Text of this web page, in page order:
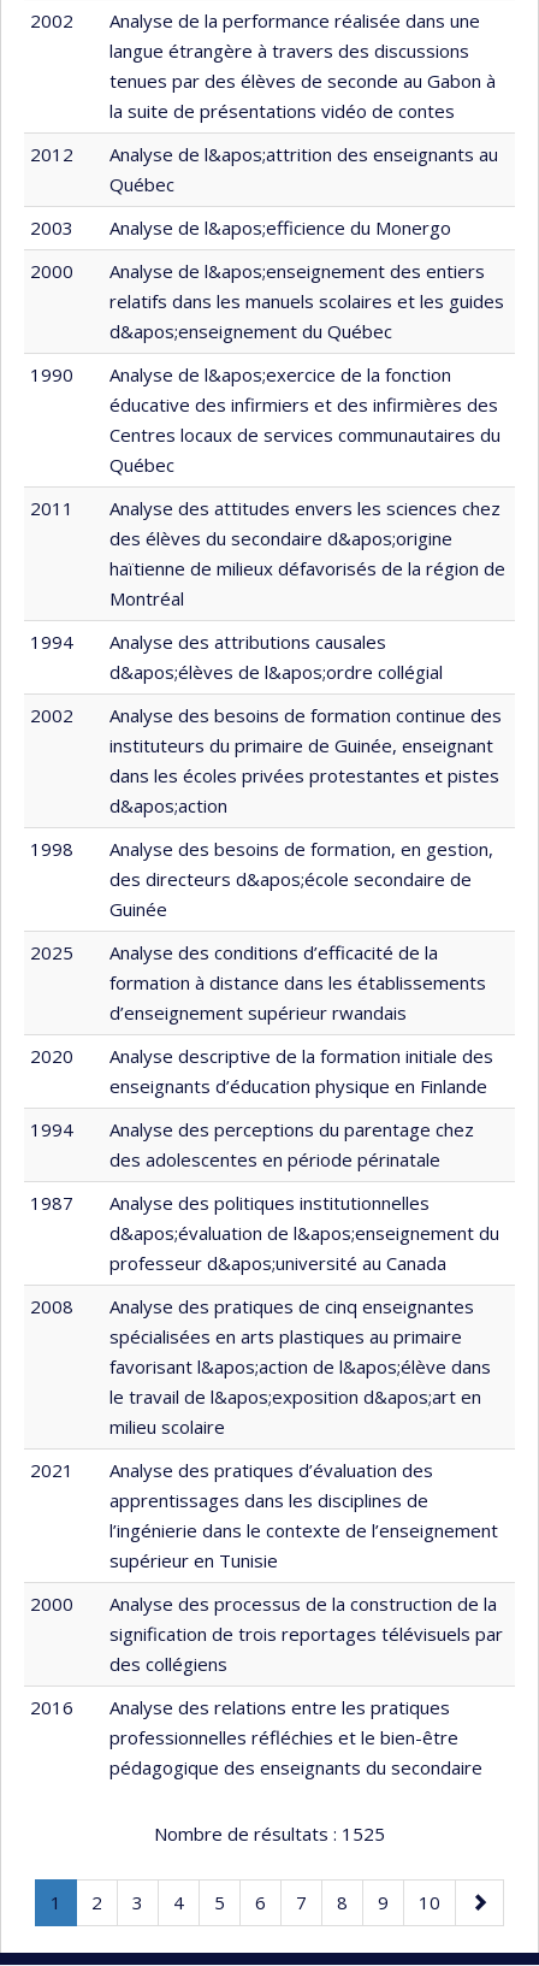
2002
Analyse de la performance réalisée dans une
langue étrangère à travers des discussions
tenues par des élèves de seconde au Gabon à
la suite de présentations vidéo de contes
2012
Analyse de l&apos;attrition des enseignants au
Québec
2003
Analyse de l&apos;efficience du Monergo
2000
Analyse de l&apos;enseignement des entiers
relatifs dans les manuels scolaires et les guides
d&apos;enseignement du Québec
1990
Analyse de l&apos;exercice de la fonction
éducative des infirmiers et des infirmières des
Centres locaux de services communautaires du
Québec
2011
Analyse des attitudes envers les sciences chez
des élèves du secondaire d&apos;origine
haïtienne de milieux défavorisés de la région de
Montréal
1994
Analyse des attributions causales
d&apos;élèves de l&apos;ordre collégial
2002
Analyse des besoins de formation continue des
instituteurs du primaire de Guinée, enseignant
dans les écoles privées protestantes et pistes
d&apos;action
1998
Analyse des besoins de formation, en gestion,
des directeurs d&apos;école secondaire de
Guinée
2025
Analyse des conditions d’efficacité de la
formation à distance dans les établissements
d’enseignement supérieur rwandais
2020
Analyse descriptive de la formation initiale des
enseignants d’éducation physique en Finlande
1994
Analyse des perceptions du parentage chez
des adolescentes en période périnatale
1987
Analyse des politiques institutionnelles
d&apos;évaluation de l&apos;enseignement du
professeur d&apos;université au Canada
2008
Analyse des pratiques de cinq enseignantes
spécialisées en arts plastiques au primaire
favorisant l&apos;action de l&apos;élève dans
le travail de l&apos;exposition d&apos;art en
milieu scolaire
2021
Analyse des pratiques d’évaluation des
apprentissages dans les disciplines de
l’ingénierie dans le contexte de l’enseignement
supérieur en Tunisie
2000
Analyse des processus de la construction de la
signification de trois reportages télévisuels par
des collégiens
2016
Analyse des relations entre les pratiques
professionnelles réfléchies et le bien-être
pédagogique des enseignants du secondaire
Nombre de résultats : 1525
Page
1
Page
Page
2 Page
3 Page
4 Page
5 Page
6 Page
7 Page
8 Page
9 Page
10
Page
suivante